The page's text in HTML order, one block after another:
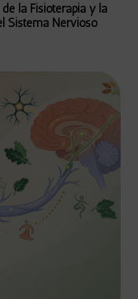
la Fisioterapia y la
Sistema Nervioso